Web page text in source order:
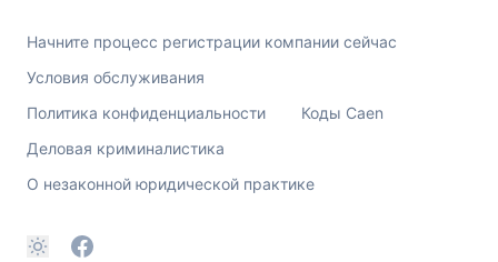
Начните процесс регистрации компании сейчас
Условия обслуживания
Политика конфиденциальности
Коды Caen
Деловая криминалистика
О незаконной юридической практике